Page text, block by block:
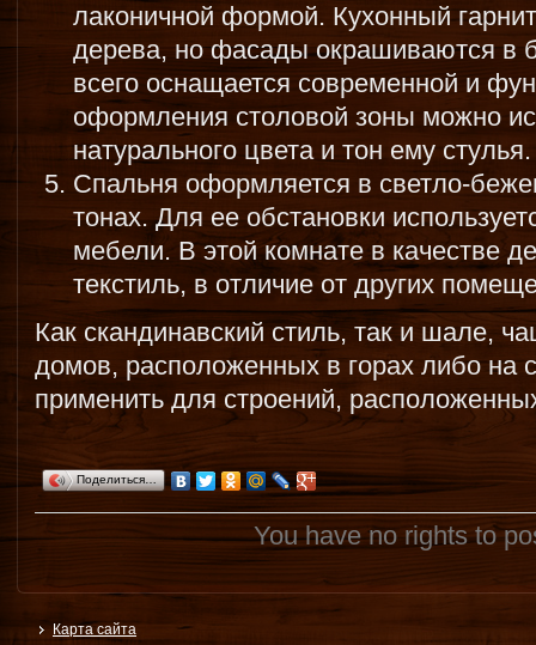
лаконичной формой. Кухонный
дерева, но фасады окрашиваются в
всего оснащается современной и
оформления столовой зоны можно
натурального цвета и тон ему стулья.
Спальня оформляется в светло-
тонах. Для ее обстановки
мебели. В этой комнате в качестве
текстиль, в отличие от других
Как скандинавский стиль, так и шале,
домов, расположенных в горах либо на
применить для строений,
Поделиться…
You have no rights to
Карта сайта